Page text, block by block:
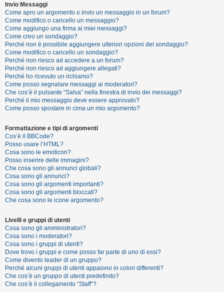
i
s
p
o
s
t
a
r
g
o
m
e
n
t
a
t
t
i
v
i
Invio Messaggi
Come apro un argomento o invio un messaggio in un forum?
Come modifico o cancello un messaggio?
Come aggiungo una firma ai miei messaggi?
Come creo un sondaggio?
Perché non è possibile aggiungere ulteriori opzioni del sondaggio?
Come modifico o cancello un sondaggio?
Perché non riesco ad accedere a un forum?
Perché non riesco ad aggiungere allegati?
Perché ho ricevuto un richiamo?
Come posso segnalare messaggi ai moderatori?
Che cos’è il pulsante “Salva” nella finestra di invio dei messaggi?
Perché il mio messaggio deve essere approvato?
Come posso spostare in cima un mio argomento?
Formattazione e tipi di argomenti
Cos’è il BBCode?
Posso usare l’HTML?
Cosa sono le emoticon?
Posso inserire delle immagini?
Che cosa sono gli annunci globali?
Cosa sono gli annunci?
Cosa sono gli argomenti importanti?
Cosa sono gli argomenti bloccati?
Che cosa sono le icone argomento?
Livelli e gruppi di utenti
Cosa sono gli amministratori?
Cosa sono i moderatori?
Cosa sono i gruppi di utenti?
Dove trovo i gruppi e come posso far parte di uno di essi?
Come divento leader di un gruppo?
Perché alcuni gruppi di utenti appaiono in colori differenti?
Che cos’è un gruppo di utenti predefinito?
Che cos’è il collegamento “Staff”?